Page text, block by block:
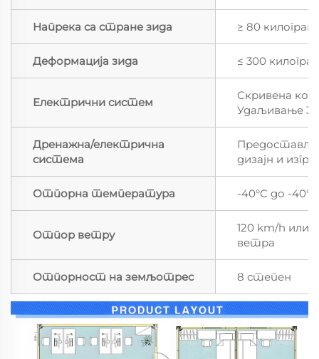
Напрека са стране зида ≥ 80
Деформација зида ≤ 300
Електрични систем
Скривена
Удаљивање
Дренажна/електрична
система
дизајн и
Отпорна температура -40°C до -40°C
Отпор ветру
120 km/h или
ветра
Отпорност на земљотрес 8 степен